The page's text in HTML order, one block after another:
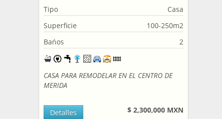
Tipo
Casa
Superficie
100-250m2
Bańos
2
CASA PARA REMODELAR EN EL CENTRO DE
MERIDA
$ 2,300,000 MXN
Detalles